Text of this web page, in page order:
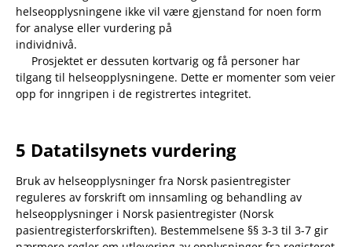
helseopplysningene ikke vil være gjenstand for noen form
for analyse eller vurdering på
individnivå.
Prosjektet er dessuten kortvarig og få personer har
tilgang til helseopplysningene. Dette er momenter som veier
opp for inngripen i de registrertes integritet.
5 Datatilsynets vurdering
Bruk av helseopplysninger fra Norsk pasientregister
reguleres av forskrift om innsamling og behandling av
helseopplysninger i Norsk pasientregister (Norsk
pasientregisterforskriften). Bestemmelsene §§ 3-3 til 3-7 gir